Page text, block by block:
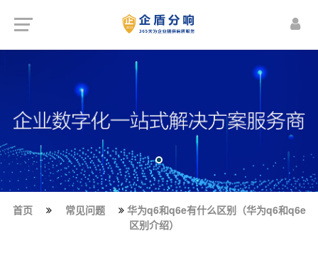
首页 常见问题
华为q6和q6e有什么区别（华为q6和q6e
区别介绍）